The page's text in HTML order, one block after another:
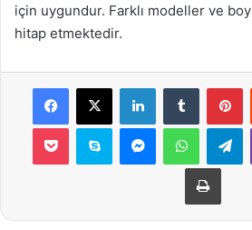
için uygundur. Farklı modeller ve
hitap etmektedir.
Facebook
X LinkedInTumblr
Pocket Skype Messenger